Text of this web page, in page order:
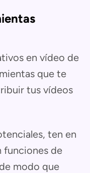
en vídeo de
que te
tus vídeos
ten en
funciones de
modo que